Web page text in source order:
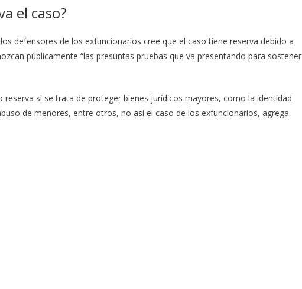
el caso?
defensores de los exfuncionarios cree que el caso tiene reserva debido a
públicamente “las presuntas pruebas que va presentando para sostener
reserva si se trata de proteger bienes jurídicos mayores, como la identidad
de menores, entre otros, no así el caso de los exfuncionarios, agrega.